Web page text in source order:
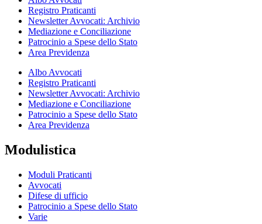
Registro Praticanti
Newsletter Avvocati: Archivio
Mediazione e Conciliazione
Patrocinio a Spese dello Stato
Area Previdenza
Albo Avvocati
Registro Praticanti
Newsletter Avvocati: Archivio
Mediazione e Conciliazione
Patrocinio a Spese dello Stato
Area Previdenza
Modulistica
Moduli Praticanti
Avvocati
Difese di ufficio
Patrocinio a Spese dello Stato
Varie